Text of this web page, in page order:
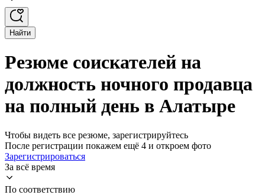
Найти
Резюме соискателей на
должность ночного продавца
на полный день в Алатыре
Чтобы видеть все резюме, зарегистрируйтесь
После регистрации покажем ещё 4 и откроем фото
Зарегистрироваться
За всё время
По соответствию